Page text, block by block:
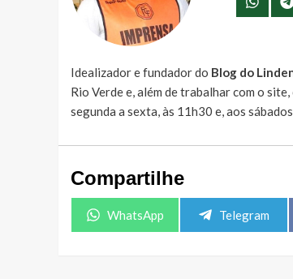
Idealizador e fundador do Blog do
Rio Verde e, além de trabalhar com o
segunda a sexta, às 11h30 e, aos
Compartilhe
Share
WhatsApp
Share
Telegram